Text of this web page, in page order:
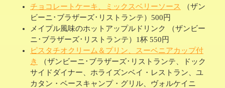
チョコレートケーキ、ミックスベリーソース
（ザン
ビーニ･ブラザーズ･リストランテ）500円
メイプル風味のホットアップルドリンク （ザンビー
ニ･ブラザーズ･リストランテ）1杯 550円
ピスタチオクリーム＆プリン、スーベニアカップ付
き
（ザンビーニ･ブラザーズ･リストランテ、ドック
サイドダイナー、ホライズンベイ・レストラン、ユ
カタン・ベースキャンプ・グリル、ヴォルケイニ